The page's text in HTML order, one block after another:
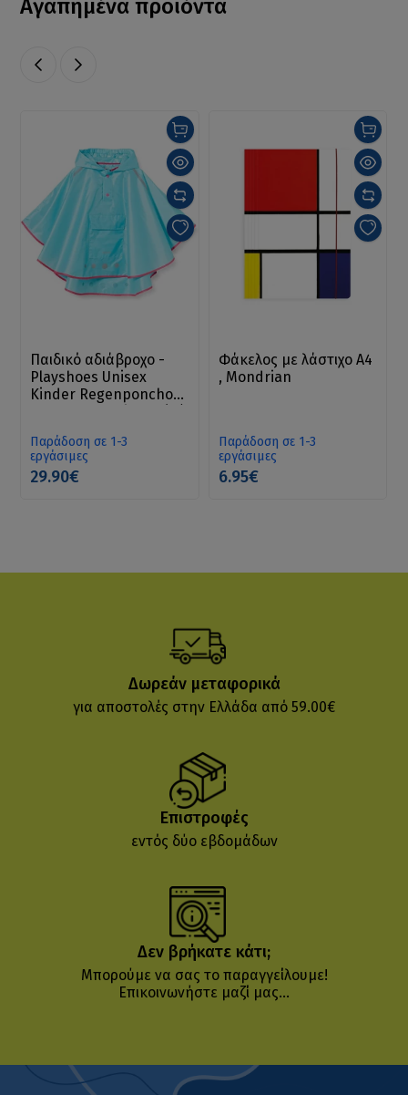
Αγαπημένα προϊόντα
Παιδικό αδιάβροχο -
Playshoes Unisex
Kinder Regenponcho
Παράδοση σε 1-3
εργάσιμες
29.90€
Φάκελος με λάστιχο A4
, Mondrian
Παράδοση σε 1-3
εργάσιμες
6.95€
Δωρεάν μεταφορικά
για αποστολές στην Ελλάδα από 59.00€
Επιστροφές
εντός δύο εβδομάδων
Δεν βρήκατε κάτι;
Μπορούμε να σας το παραγγείλουμε!
Επικοινωνήστε μαζί μας...